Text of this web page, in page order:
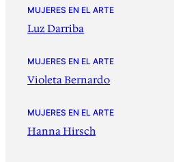
MUJERES EN EL ARTE
Luz Darriba
MUJERES EN EL ARTE
Violeta Bernardo
MUJERES EN EL ARTE
Hanna Hirsch